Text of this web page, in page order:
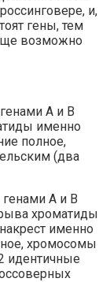
и,
гены, тем
возможно
А и В
именно
полное,
(два
генами А и В
хроматиды
именно
хромосомы
идентичные